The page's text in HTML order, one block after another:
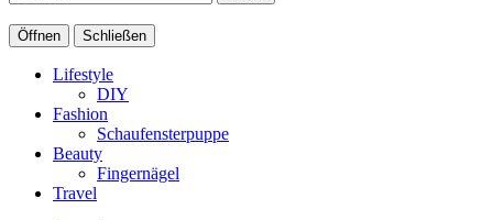
Öffnen Schließen
Lifestyle
DIY
Fashion
Schaufensterpuppe
Beauty
Fingernägel
Travel